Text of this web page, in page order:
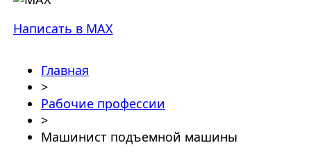
Написать в MAX
Главная
>
Рабочие профессии
>
Машинист подъемной машины